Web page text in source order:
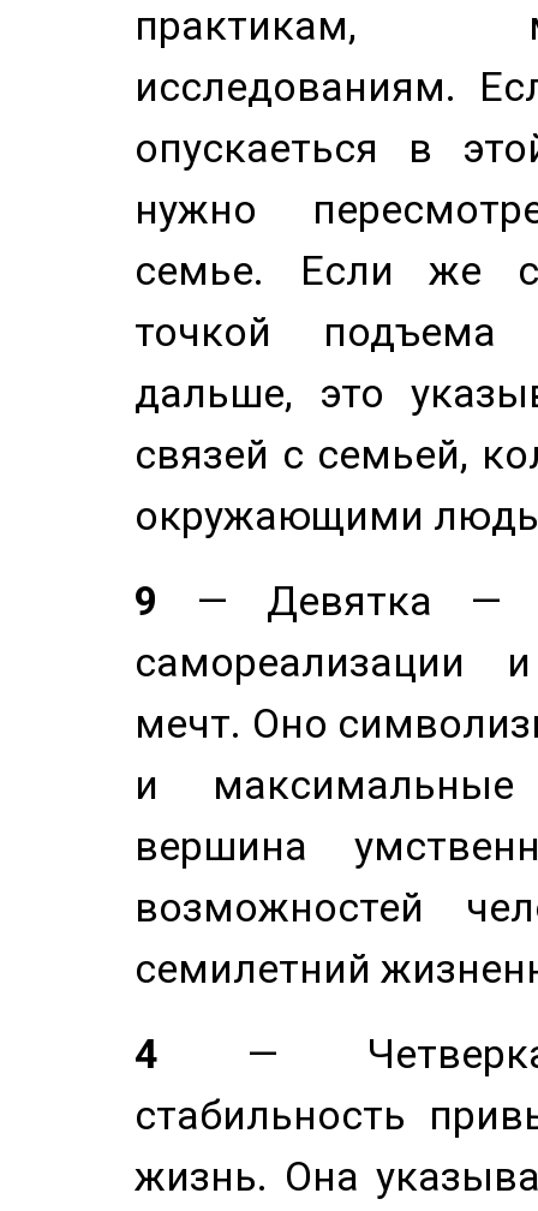
практикам,
исследованиям.
опускаеться в
нужно
семье. Если же
точкой
дальше, это
связей с семьей,
окружающими
9 — Девятка —
самореализации
мечт. Оно
и
вершина
возможностей
семилетний
4 — Четверка
стабильность
жизнь. Она